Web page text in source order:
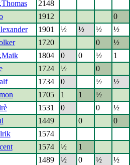
2148
1912
0
1901 ½ ½ ½
½
1720 0
½
1804 0 0 ½
1
1724 ½
0
1734 0 ½
½
1705 1 1
½
1531 0 0
½
1449 0
0
1574
1574 ½
1
1489 ½ 0 ½
½